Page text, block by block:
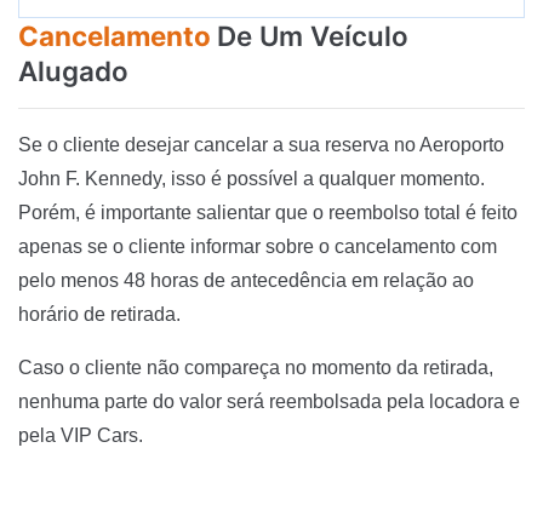
Cancelamento De Um Veículo
Alugado
Se o cliente desejar cancelar a sua reserva no Aeroporto
John F. Kennedy, isso é possível a qualquer momento.
Porém, é importante salientar que o reembolso total é feito
apenas se o cliente informar sobre o cancelamento com
pelo menos 48 horas de antecedência em relação ao
horário de retirada.
Caso o cliente não compareça no momento da retirada,
nenhuma parte do valor será reembolsada pela locadora e
pela VIP Cars.